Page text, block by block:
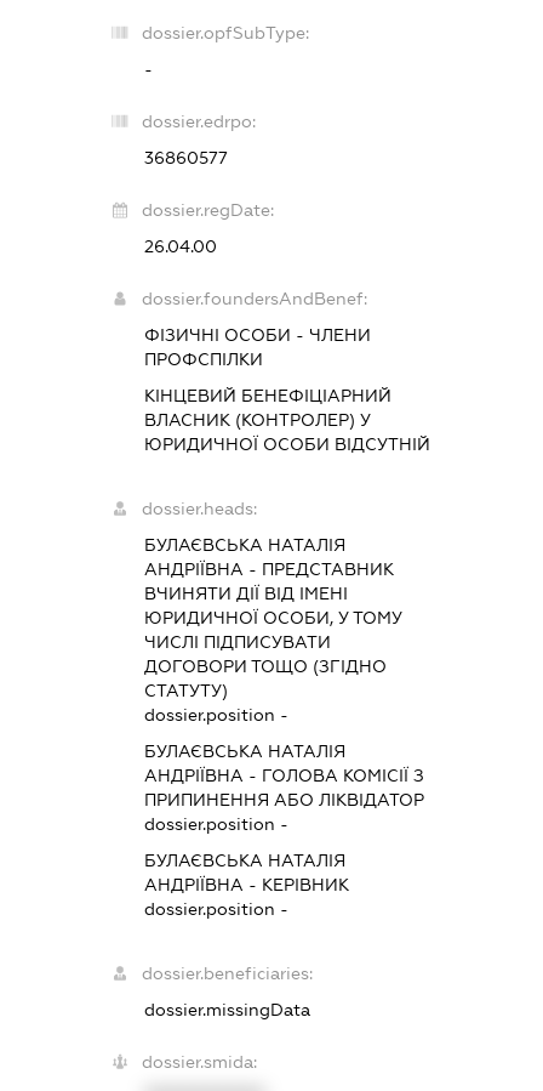
dossier.opfSubType:
-
dossier.edrpo:
36860577
dossier.regDate:
26.04.00
dossier.foundersAndBenef:
ФІЗИЧНІ ОСОБИ - ЧЛЕНИ
ПРОФСПІЛКИ
КІНЦЕВИЙ БЕНЕФІЦІАРНИЙ
ВЛАСНИК (КОНТРОЛЕР) У
ЮРИДИЧНОЇ ОСОБИ ВІДСУТНІЙ
dossier.heads:
БУЛАЄВСЬКА НАТАЛІЯ
АНДРІЇВНА - ПРЕДСТАВНИК
ВЧИНЯТИ ДІЇ ВІД ІМЕНІ
ЮРИДИЧНОЇ ОСОБИ, У ТОМУ
ЧИСЛІ ПІДПИСУВАТИ
ДОГОВОРИ ТОЩО (ЗГІДНО
СТАТУТУ)
dossier.position -
БУЛАЄВСЬКА НАТАЛІЯ
АНДРІЇВНА - ГОЛОВА КОМІСІЇ З
ПРИПИНЕННЯ АБО ЛІКВІДАТОР
dossier.position -
БУЛАЄВСЬКА НАТАЛІЯ
АНДРІЇВНА - КЕРІВНИК
dossier.position -
dossier.beneficiaries:
dossier.missingData
dossier.smida: